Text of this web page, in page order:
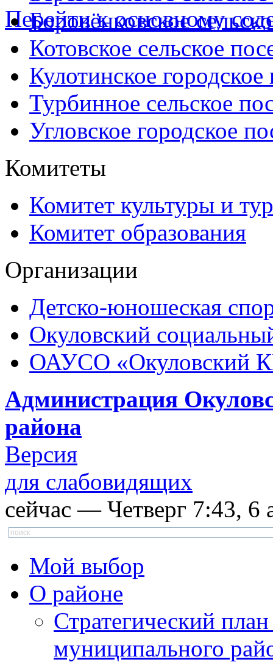
Перейти к основному
Боровёнковское
Котовское сельское
Кулотинское городское
Турбинное сельское
Угловское городское
Комитеты
Комитет культуры и
Комитет образования
Организации
Детско-юношеская
Окуловский
ОАУСО «Окуловский
Администрация
района
Версия
для слабовидящих
сейчас — Четверг 7:43, 6
Мой выбор
О районе
Стратегический
муниципального